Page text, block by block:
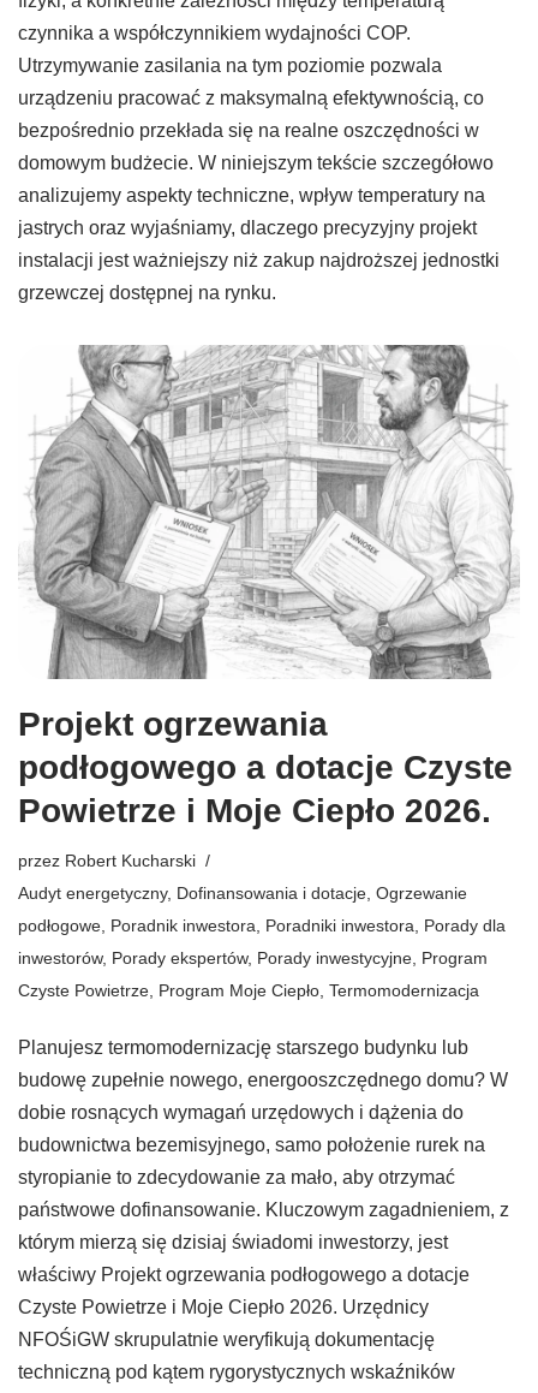
czynnika a współczynnikiem wydajności COP.
Utrzymywanie zasilania na tym poziomie pozwala
urządzeniu pracować z maksymalną efektywnością, co
bezpośrednio przekłada się na realne oszczędności w
domowym budżecie. W niniejszym tekście szczegółowo
analizujemy aspekty techniczne, wpływ temperatury na
jastrych oraz wyjaśniamy, dlaczego precyzyjny projekt
instalacji jest ważniejszy niż zakup najdroższej jednostki
grzewczej dostępnej na rynku.
Projekt ogrzewania
podłogowego a dotacje Czyste
Powietrze i Moje Ciepło 2026.
przez Robert Kucharski
Audyt energetyczny, Dofinansowania i dotacje, Ogrzewanie
podłogowe, Poradnik inwestora, Poradniki inwestora, Porady dla
inwestorów, Porady ekspertów, Porady inwestycyjne, Program
Czyste Powietrze, Program Moje Ciepło, Termomodernizacja
Planujesz termomodernizację starszego budynku lub
budowę zupełnie nowego, energooszczędnego domu? W
dobie rosnących wymagań urzędowych i dążenia do
budownictwa bezemisyjnego, samo położenie rurek na
styropianie to zdecydowanie za mało, aby otrzymać
państwowe dofinansowanie. Kluczowym zagadnieniem, z
którym mierzą się dzisiaj świadomi inwestorzy, jest
właściwy Projekt ogrzewania podłogowego a dotacje
Czyste Powietrze i Moje Ciepło 2026. Urzędnicy
NFOŚiGW skrupulatnie weryfikują dokumentację
techniczną pod kątem rygorystycznych wskaźników